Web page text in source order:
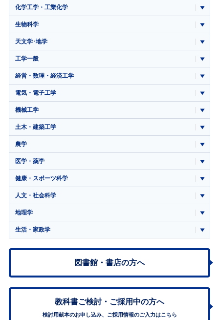
化学工学・工業化学
生物科学
天文学･地学
工学一般
経営・数理・経済工学
電気・電子工学
機械工学
土木・建築工学
農学
医学・薬学
健康・スポーツ科学
人文・社会科学
地理学
生活・家政学
図書館・書店の方へ
教科書ご検討・ ご採用中の方へ
検討用献本のお申し込み、ご採用情報のご入力はこちら